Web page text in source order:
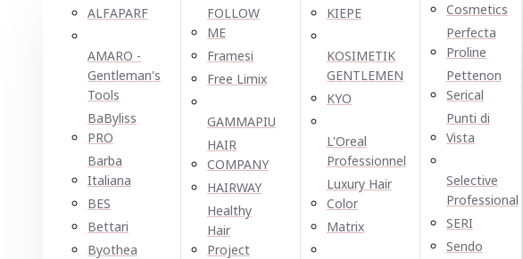
ALFAPARF
AMARO -
Gentleman's
Tools
BaByliss
PRO
Barba
Italiana
BES
Bettari
Byothea
FOLLOW
ME
Framesi
Free Limix
GAMMAPIU
HAIR
COMPANY
HAIRWAY
Healthy
Hair
Project
KIEPE
KOSIMETIK
GENTLEMEN
KYO
L'Oreal
Professionnel
Luxury Hair
Color
Matrix
Cosmetics
Perfecta
Proline
Pettenon
Serical
Punti di
Vista
Selective
Professional
SERI
Sendo